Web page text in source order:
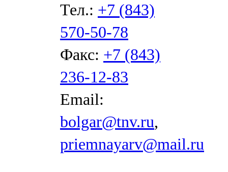
Тел.: +7 (843)
570-50-78
Факс: +7 (843)
236-12-83
Email:
bolgar@tnv.ru,
priemnayarv@mail.ru